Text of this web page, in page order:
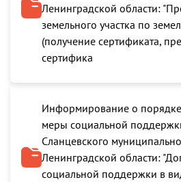
Ленинградской области:
земельного участка по
(получение сертификата,
сертифика
Информирование о
меры социальной
Сланцевского
Ленинградской области:
социальной поддержки в